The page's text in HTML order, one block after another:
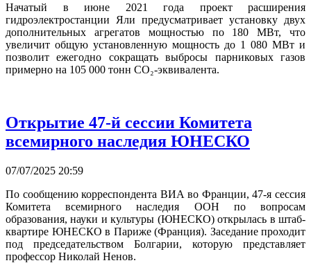
Начатый в июне 2021 года проект расширения
гидроэлектростанции Яли предусматривает установку двух
дополнительных агрегатов мощностью по 180 МВт, что
увеличит общую установленную мощность до 1 080 МВт и
позволит ежегодно сокращать выбросы парниковых газов
примерно на 105 000 тонн CO₂-эквивалента.
Открытие 47-й сессии Комитета
всемирного наследия ЮНЕСКО
07/07/2025 20:59
По сообщению корреспондента ВИА во Франции, 47-я сессия
Комитета всемирного наследия ООН по вопросам
образования, науки и культуры (ЮНЕСКО) открылась в штаб-
квартире ЮНЕСКО в Париже (Франция). Заседание проходит
под председательством Болгарии, которую представляет
профессор Николай Ненов.